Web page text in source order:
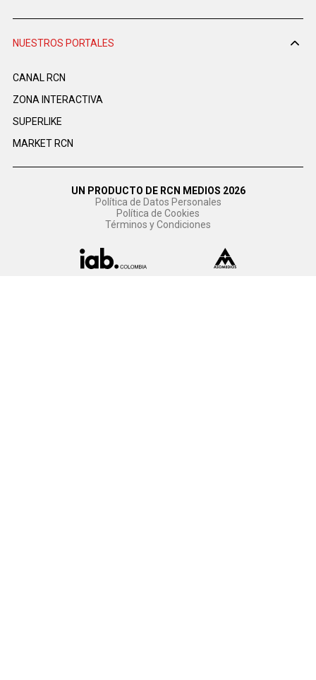
NUESTROS PORTALES
CANAL RCN
ZONA INTERACTIVA
SUPERLIKE
MARKET RCN
UN PRODUCTO DE RCN MEDIOS 2026
Política de Datos Personales
Política de Cookies
Términos y Condiciones